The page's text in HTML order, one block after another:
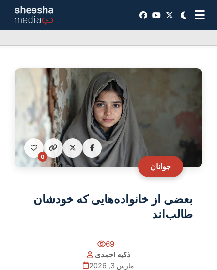
جوانان
0
بعضی از خانواده‌هایی که خودشان
طالب‌اند
69
ذکیه احمدی
مارس 3, 2026